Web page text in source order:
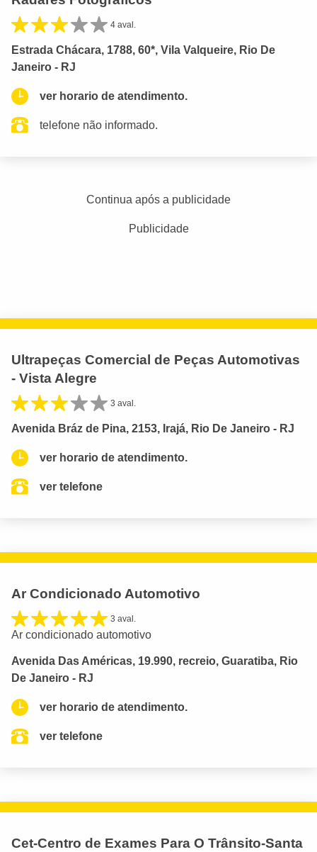
4 aval.
Estrada Chácara, 1788, 60*, Vila Valqueire, Rio De
Janeiro - RJ
ver horario de atendimento.
telefone não informado.
Continua após a publicidade
Publicidade
Ultrapeças Comercial de Peças Automotivas
- Vista Alegre
3 aval.
Avenida Bráz de Pina, 2153, Irajá, Rio De Janeiro - RJ
ver horario de atendimento.
ver telefone
Ar Condicionado Automotivo
3 aval.
Ar condicionado automotivo
Avenida Das Américas, 19.990, recreio, Guaratiba, Rio
De Janeiro - RJ
ver horario de atendimento.
ver telefone
Cet-Centro de Exames Para O Trânsito-Santa